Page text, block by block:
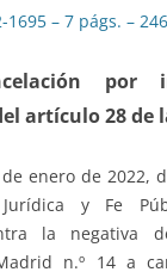
1695 – 7 págs. –
por
artículo 28 de
enero de 2022,
y Fe
la negativa
n.º 14 a